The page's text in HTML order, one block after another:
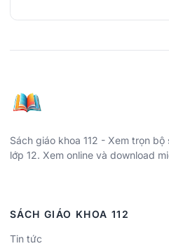
Sách giáo khoa 112 - Xem trọn
lớp 12. Xem online và download
SÁCH GIÁO KHOA 112
Tin tức